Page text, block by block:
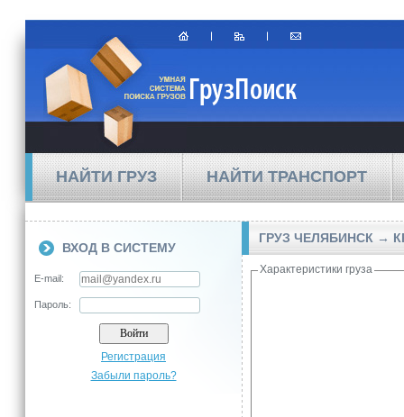
НАЙТИ ГРУЗ НАЙТИ ТРАНСПОРТ
ВХОД В СИСТЕМУ
E-mail:
Пароль:
Регистрация
Забыли пароль?
ГРУЗ ЧЕЛЯБИНСК →
Характеристики груза